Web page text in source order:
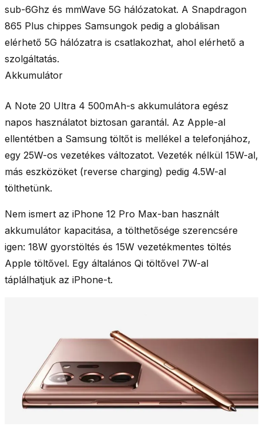
sub-6Ghz és mmWave 5G hálózatokat. A Snapdragon
865 Plus chippes Samsungok pedig a globálisan
elérhető 5G hálózatra is csatlakozhat, ahol elérhető a
szolgáltatás.
Akkumulátor
A Note 20 Ultra 4 500mAh-s akkumulátora egész
napos használatot biztosan garantál. Az Apple-al
ellentétben a Samsung töltőt is mellékel a telefonjához,
egy 25W-os vezetékes változatot. Vezeték nélkül 15W-al,
más eszközöket (reverse charging) pedig 4.5W-al
tölthetünk.
Nem ismert az iPhone 12 Pro Max-ban használt
akkumulátor kapacitása, a tölthetősége szerencsére
igen: 18W gyorstöltés és 15W vezetékmentes töltés
Apple töltővel. Egy általános Qi töltővel 7W-al
táplálhatjuk az iPhone-t.